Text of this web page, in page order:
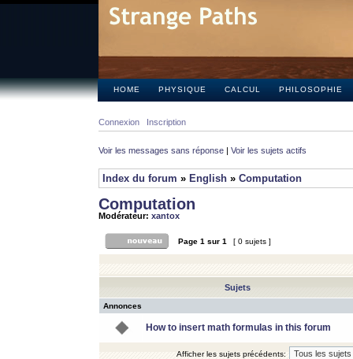
HOME PHYSIQUE CALCUL PHILOSOPHIE
Connexion Inscription
Voir les messages sans réponse | Voir les sujets actifs
Index du forum » English » Computation
Computation
Modérateur: xantox
Page 1 sur 1 [ 0 sujets ]
Sujets
Annonces
How to insert math formulas in this forum
Afficher les sujets précédents: